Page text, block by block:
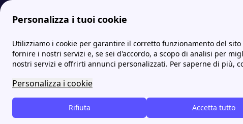
Personalizza i tuoi cookie
Utilizziamo i cookie per garantire il corretto funzionamento del sito
fornire i nostri servizi e, se sei d'accordo, a scopo di analisi per
nostri servizi e offrirti annunci personalizzati. Per saperne di più,
Personalizza i cookie
Accetta tutto
Rifiuta
Attiva le migliori
Luce e Gas per
esperti di
Chiamaci e risparmia fino a 250€